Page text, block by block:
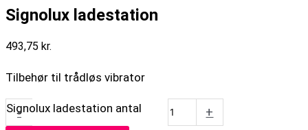
Signolux ladestation
493,75 kr.
Tilbehør til trådløs vibrator
-
Signolux ladestation antal +